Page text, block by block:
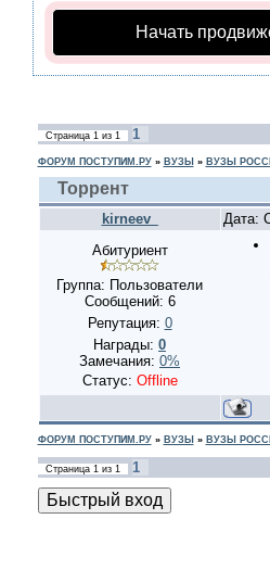
Начать
Страница 1из 1 1
ФОРУМ ПОСТУПИМ.РУ» ВУЗЫ » ВУЗЫ
Торрент
kirneev_
Дата:
Абитуриент
Группа: Пользователи
Сообщений: 6
Репутация: 0
Награды: 0
Замечания: 0%
Статус: Offline
ФОРУМ ПОСТУПИМ.РУ» ВУЗЫ » ВУЗЫ
Страница 1из 1 1